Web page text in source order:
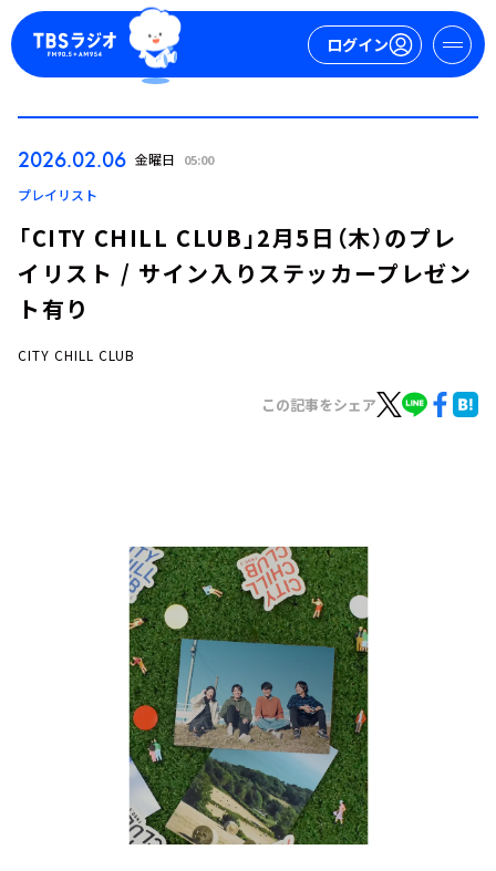
ログイン
YouTube
会社情報
2026.02.06 金曜日 05:00
プレイリスト
「CITY CHILL CLUB」2月5日（木）のプレ
イリスト / サイン入りステッカープレゼン
ト有り
CITY CHILL CLUB
この記事をシェア